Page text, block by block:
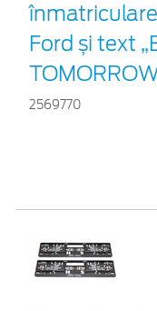
Ford și text
2569770